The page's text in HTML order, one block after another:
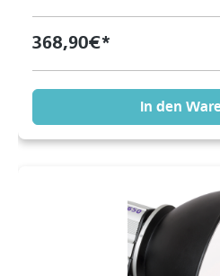
368,90 €*
In den